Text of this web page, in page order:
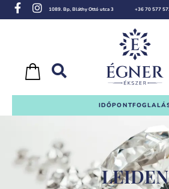
1089. Bp, Bláthy Ottó utca 3 +36 70 577
LEIDEN